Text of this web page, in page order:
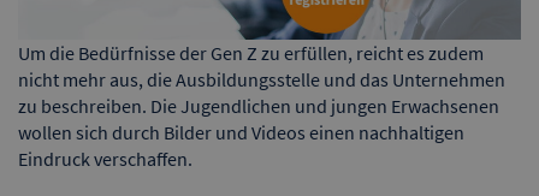
Um die Bedürfnisse der Gen Z zu erfüllen, reicht es zudem
nicht mehr aus, die Ausbildungsstelle und das Unternehmen
zu beschreiben. Die Jugendlichen und jungen Erwachsenen
wollen sich durch Bilder und Videos einen nachhaltigen
Eindruck verschaffen.